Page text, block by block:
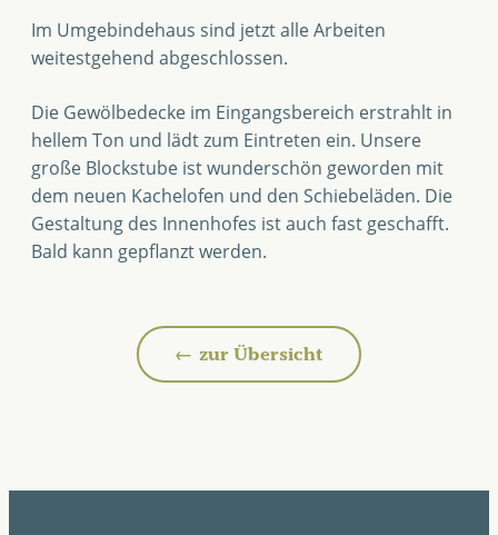
Im Umgebindehaus sind jetzt alle Arbeiten
weitestgehend abgeschlossen.
Die Gewölbedecke im Eingangsbereich erstrahlt in
hellem Ton und lädt zum Eintreten ein. Unsere
große Blockstube ist wunderschön geworden mit
dem neuen Kachelofen und den Schiebeläden. Die
Gestaltung des Innenhofes ist auch fast geschafft.
Bald kann gepflanzt werden.
← zur Übersicht